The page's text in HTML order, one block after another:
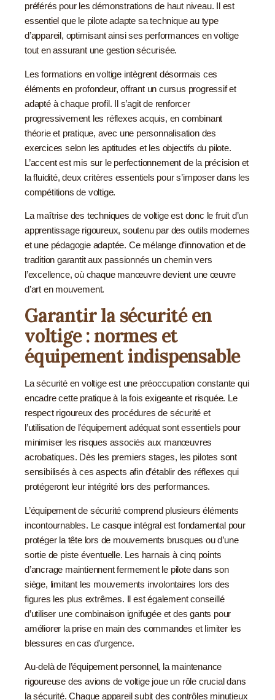
préférés pour les démonstrations de haut niveau. Il est
essentiel que le pilote adapte sa technique au type
d’appareil, optimisant ainsi ses performances en voltige
tout en assurant une gestion sécurisée.
Les formations en voltige intègrent désormais ces
éléments en profondeur, offrant un cursus progressif et
adapté à chaque profil. Il s’agit de renforcer
progressivement les réflexes acquis, en combinant
théorie et pratique, avec une personnalisation des
exercices selon les aptitudes et les objectifs du pilote.
L’accent est mis sur le perfectionnement de la précision et
la fluidité, deux critères essentiels pour s’imposer dans les
compétitions de voltige.
La maîtrise des techniques de voltige est donc le fruit d’un
apprentissage rigoureux, soutenu par des outils modernes
et une pédagogie adaptée. Ce mélange d’innovation et de
tradition garantit aux passionnés un chemin vers
l’excellence, où chaque manœuvre devient une œuvre
d’art en mouvement.
Garantir la sécurité en
voltige : normes et
équipement indispensable
La sécurité en voltige est une préoccupation constante qui
encadre cette pratique à la fois exigeante et risquée. Le
respect rigoureux des procédures de sécurité et
l’utilisation de l’équipement adéquat sont essentiels pour
minimiser les risques associés aux manœuvres
acrobatiques. Dès les premiers stages, les pilotes sont
sensibilisés à ces aspects afin d’établir des réflexes qui
protégeront leur intégrité lors des performances.
L’équipement de sécurité comprend plusieurs éléments
incontournables. Le casque intégral est fondamental pour
protéger la tête lors de mouvements brusques ou d’une
sortie de piste éventuelle. Les harnais à cinq points
d’ancrage maintiennent fermement le pilote dans son
siège, limitant les mouvements involontaires lors des
figures les plus extrêmes. Il est également conseillé
d’utiliser une combinaison ignifugée et des gants pour
améliorer la prise en main des commandes et limiter les
blessures en cas d’urgence.
Au-delà de l’équipement personnel, la maintenance
rigoureuse des avions de voltige joue un rôle crucial dans
la sécurité. Chaque appareil subit des contrôles minutieux